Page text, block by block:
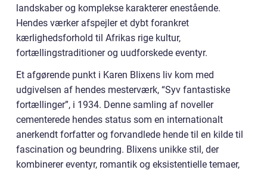
landskaber og komplekse karakterer enestående.
Hendes værker afspejler et dybt forankret
kærlighedsforhold til Afrikas rige kultur,
fortællingstraditioner og uudforskede eventyr.
Et afgørende punkt i Karen Blixens liv kom med
udgivelsen af hendes mesterværk, “Syv fantastiske
fortællinger”, i 1934. Denne samling af noveller
cementerede hendes status som en internationalt
anerkendt forfatter og forvandlede hende til en kilde til
fascination og beundring. Blixens unikke stil, der
kombinerer eventyr, romantik og eksistentielle temaer,